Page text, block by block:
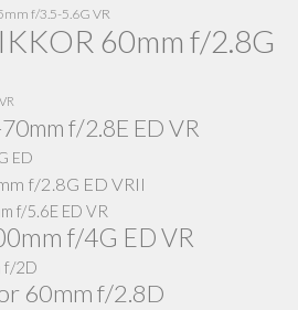
f/3.5-5.6G VR
60mm f/2.8G
f/2.8E ED VR
ED
f/2.8G ED VRII
f/5.6E ED VR
f/4G ED VR
f/2D
60mm f/2.8D